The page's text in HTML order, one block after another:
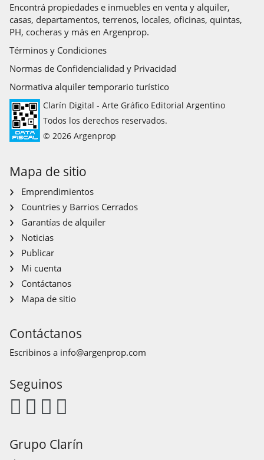
Encontrá propiedades e inmuebles en venta y alquiler,
casas, departamentos, terrenos, locales, oficinas, quintas,
PH, cocheras y más en Argenprop.
Términos y Condiciones
Normas de Confidencialidad y Privacidad
Normativa alquiler temporario turístico
Clarín Digital - Arte Gráfico Editorial Argentino
Todos los derechos reservados.
© 2026 Argenprop
Mapa de sitio
Emprendimientos
Countries y Barrios Cerrados
Garantías de alquiler
Noticias
Publicar
Mi cuenta
Contáctanos
Mapa de sitio
Contáctanos
Escribinos a info@argenprop.com
Seguinos
Grupo Clarín